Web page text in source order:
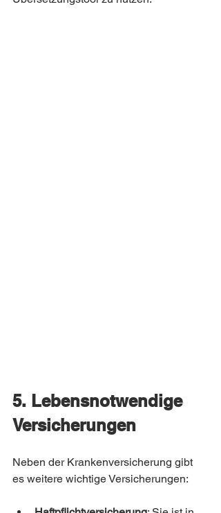
5. Lebensnotwendige
Versicherungen
Neben der Krankenversicherung gibt
es weitere wichtige Versicherungen: